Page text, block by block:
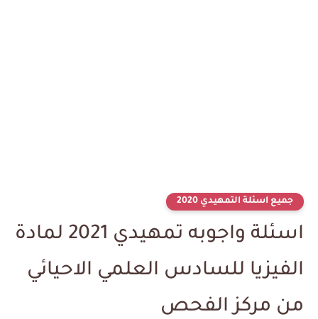
جميع اسئلة التمهيدي 2020
اسئلة واجوبه تمهيدي 2021 لمادة
الفيزيا للسادس العلمي الاحيائي
من مركز الفحص